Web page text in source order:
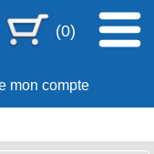
(0)
mon compte